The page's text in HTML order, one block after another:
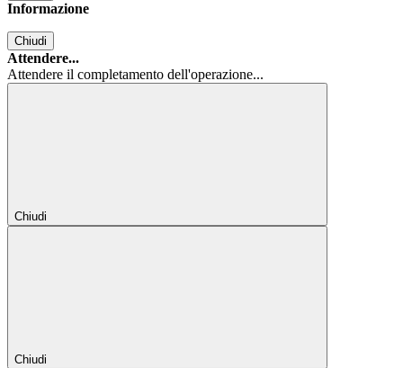
Informazione
Chiudi
Attendere...
Attendere il completamento dell'operazione...
Chiudi
Chiudi